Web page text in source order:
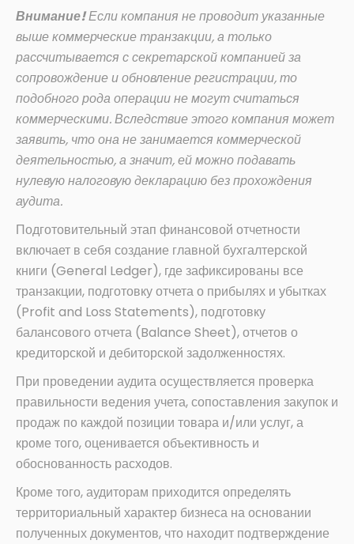
Внимание!Если компания не проводит указанные
выше коммерческие транзакции, а только
рассчитывается с секретарской компанией за
сопровождение и обновление регистрации, то
подобного рода операции не могут считаться
коммерческими. Вследствие этого компания может
заявить, что она не занимается коммерческой
деятельностью, а значит, ей можно подавать
нулевую налоговую декларацию без прохождения
аудита.
Подготовительный этап финансовой отчетности
включает в себя создание главной бухгалтерской
книги (General Ledger), где зафиксированы все
транзакции, подготовку отчета о прибылях и убытках
(Profit and Loss Statements), подготовку
балансового отчета (Balance Sheet), отчетов о
кредиторской и дебиторской задолженностях.
При проведении аудита осуществляется проверка
правильности ведения учета, сопоставления закупок и
продаж по каждой позиции товара и/или услуг, а
кроме того, оценивается объективность и
обоснованность расходов.
Кроме того, аудиторам приходится определять
территориальный характер бизнеса на основании
полученных документов, что находит подтверждение